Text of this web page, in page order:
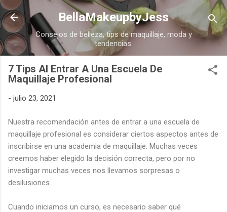
Ir al contenido principal
BellaMakeupbyJess
Consejos de belleza, tips de maquillaje, moda y
tendencias.
7 Tips Al Entrar A Una Escuela De
Maquillaje Profesional
- julio 23, 2021
Nuestra recomendación antes de entrar a una escuela de
maquillaje profesional es considerar ciertos aspectos antes de
inscribirse en una academia de maquillaje. Muchas veces
creemos haber elegido la decisión correcta, pero por no
investigar muchas veces nos llevamos sorpresas o
desilusiones.
Cuando iniciamos un curso, es necesario saber qué